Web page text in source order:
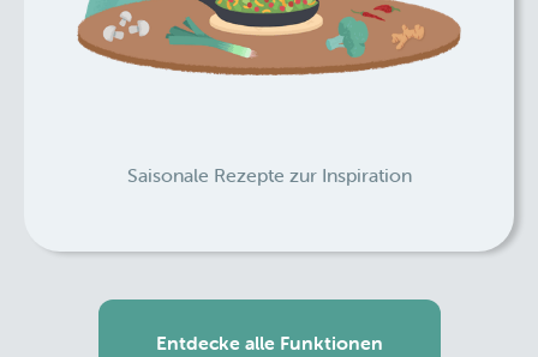
Saisonale Rezepte zur Inspiration
Entdecke alle Funktionen